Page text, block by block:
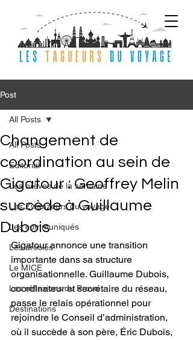
Post
All Posts
Editorial
Les brèves de la semaine
Les Zwanzeurs du voyage
Les communiqués
Les articles
Le MICE
Les réflexions du Provo
Destinations
All Posts
Changement de
coordination au sein de
Gigatour : Geoffrey Melin
succède à Guillaume
Dubois
Gigatour annonce une transition
importante dans sa structure
organisationnelle. Guillaume Dubois,
coordinateur et secrétaire du réseau,
passe le relais opérationnel pour
rejoindre le Conseil d’administration,
où il succède à son père, Éric Dubois,